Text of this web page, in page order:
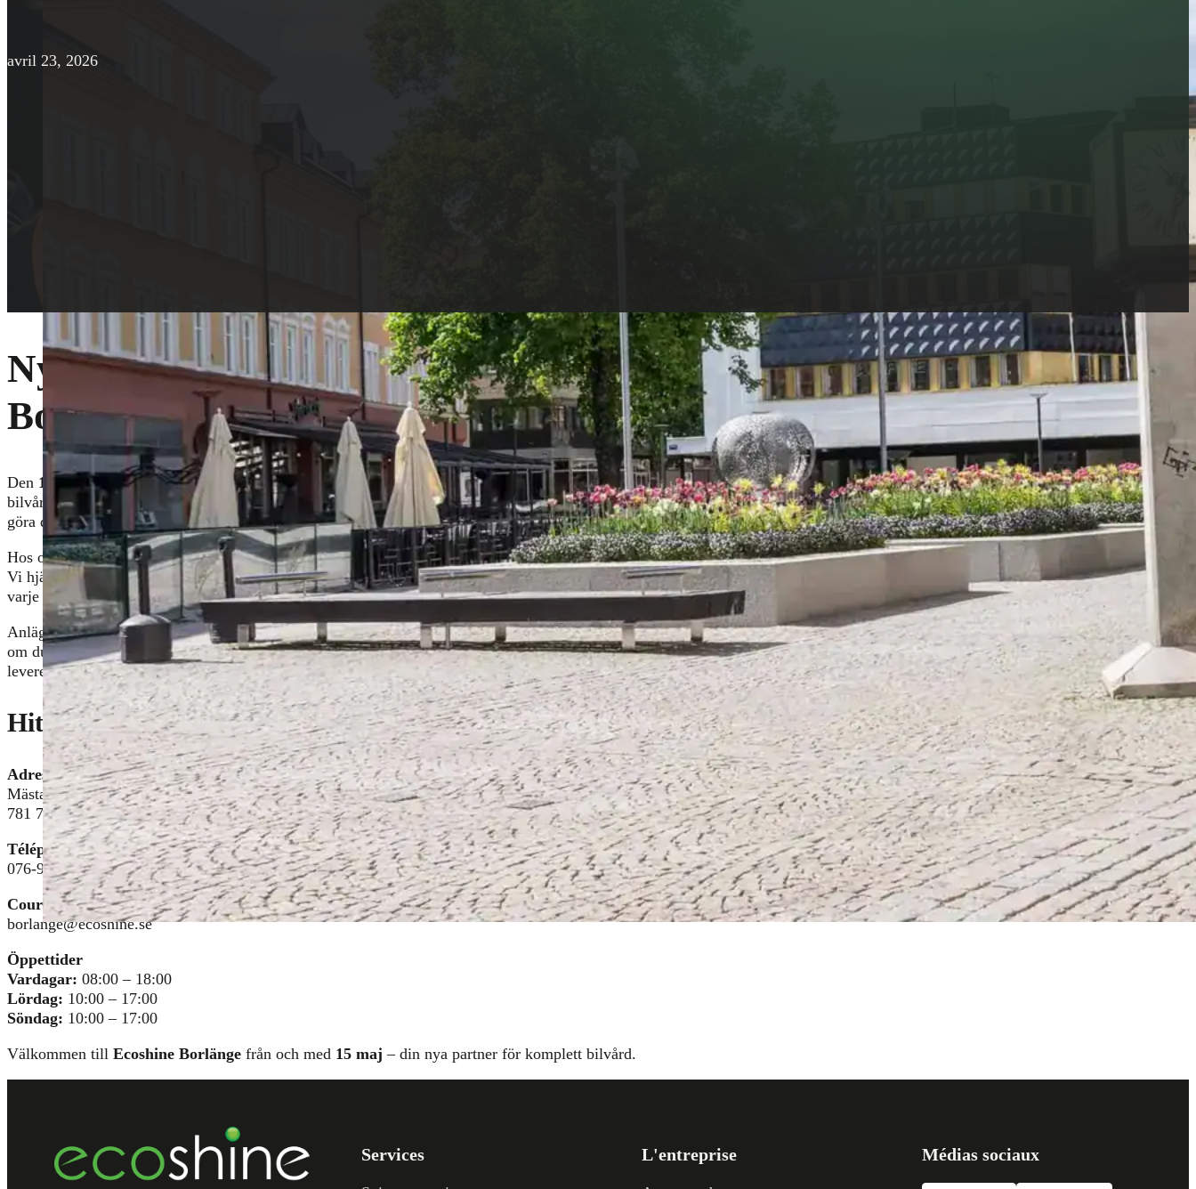
avril 23, 2026
Ny Ecoshine-anläggning öppnar i
Borlänge
Den 15 maj öppnar vi dörrarna tillEcoshine Borlänge , en ny anläggning där vi samlar flera viktiga
bilvårdstjänster under ett och samma tak. Med fokus på kvalitet, tillgänglighet och ett smidigt kundflöde vill vi
göra det enkelt för dig att ta hand om din bil – oavsett behov.
Hos oss erbjudsbiltvätt, rekond och däckservice, där varje tjänst utförs med noggrannhet och rätt utrustning.
Vi hjälper dig att hålla bilen ren och välvårdad, samtidigt som vi säkerställer att dina däck är i toppskick inför
varje säsong.
Anläggningen är utformad för att ge dig en enkel och effektiv upplevelse – från bokning till färdig bil. Oavsett
om du behöver en snabb tvätt eller en mer omfattande genomgång av bilen kan du känna dig trygg med att vi
levererar ett resultat du blir nöjd med.
Hitta till Ecoshine Borlänge
Adresse
Mästargatan 10
781 71 Borlänge
Téléphone
076-901 20 75
Courrier électronique
borlange@ecoshine.se
Öppettider
Vardagar: 08:00 – 18:00
Lördag: 10:00 – 17:00
Söndag: 10:00 – 17:00
Välkommen till Ecoshine Borlänge från och med 15 maj – din nya partner för komplett bilvård.
Services L'entreprise Médias sociaux